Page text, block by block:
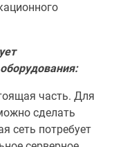
часть. Для
сделать
сеть потребует